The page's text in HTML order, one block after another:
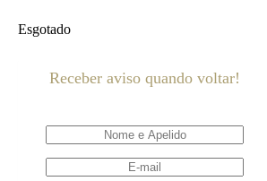
Esgotado
Receber aviso quando voltar!